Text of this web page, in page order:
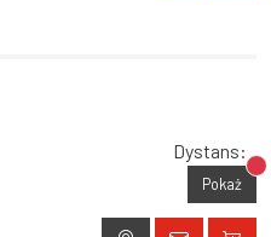
Dystans:
Pokaż